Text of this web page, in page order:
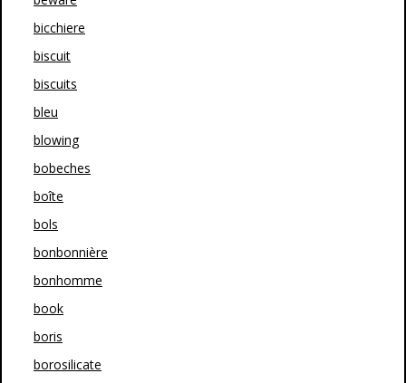
bicchiere
biscuit
biscuits
bleu
blowing
bobeches
boîte
bols
bonbonnière
bonhomme
book
boris
borosilicate